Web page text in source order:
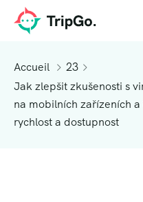
Accueil
23
Jak zlepšit zkušenosti s
na mobilních zařízeních
rychlost a dostupnost